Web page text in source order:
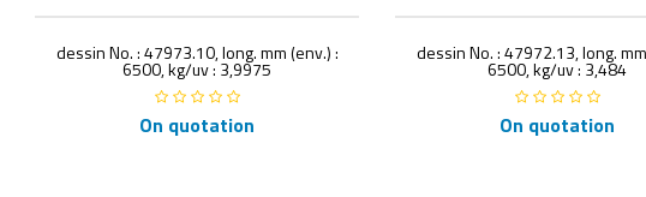
dessin No. : 47973.10, long. mm (env.) :
6500, kg/uv : 3,9975
On quotation
dessin No. : 47972.13, long.
6500, kg/uv : 3,484
On quotation